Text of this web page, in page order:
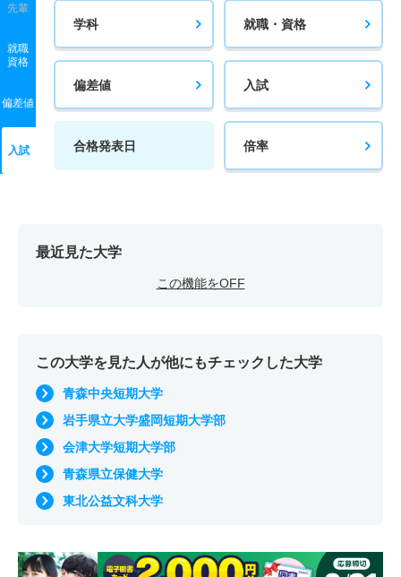
先輩
就職
資格
偏差値
入試
学科 就職・資格
偏差値 入試
合格発表日 倍率
最近見た大学
この機能をOFF
この大学を見た人が他にもチェックした大学
青森中央短期大学
岩手県立大学盛岡短期大学部
会津大学短期大学部
青森県立保健大学
東北公益文科大学